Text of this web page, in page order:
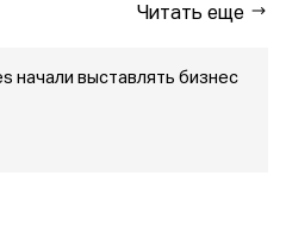
Читать еще
начали выставлять бизнес